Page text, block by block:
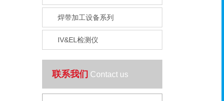
焊带加工设备系列
IV&EL检测仪
联系我们 Contact us